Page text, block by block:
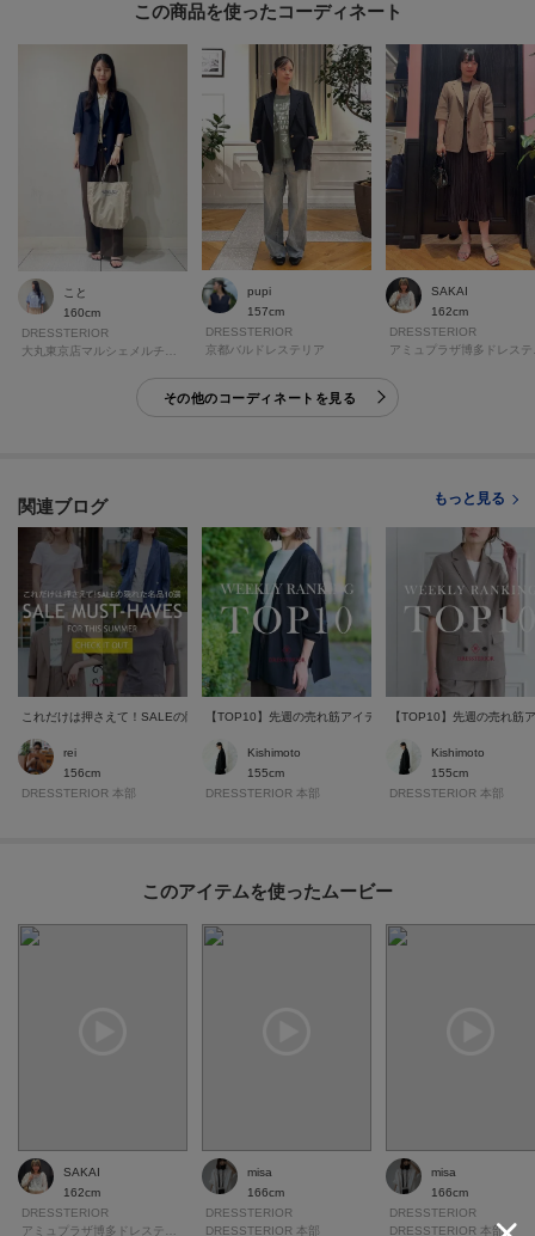
この商品を使った
こと
160cm
DRESSTERIOR
pupi
157cm
DRESSTERIOR
京都バルドレステリア
SAKAI
162cm
DRESSTERIOR
ア
その他のコーディネートを見る
関連ブログ もっと見る
これだけは押さえて！SALEの隠れた名品10選
rei
156cm
DRESSTERIOR 本部
【TOP10】先週の売れ筋アイテムランキングを大公開！
Kishimoto
155cm
DRESSTERIOR 本部
【TOP10】先週の売れ筋
Kishimoto
155cm
DRESSTERIOR 本部
このアイテムを使ったムービー
SAKAI
162cm
DRESSTERIOR
misa
166cm
DRESSTERIOR
DRESSTERIOR 本部
misa
166cm
DRESSTERIOR
DRESSTERIOR 本部